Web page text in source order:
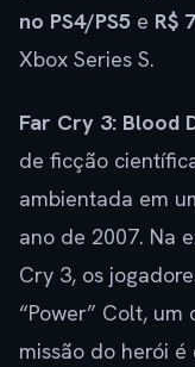
no PS4/PS5 e R$
Xbox Series S.
Far Cry 3: Blood
de ficção
ambientada em
ano de 2007. Na
Cry 3, os
“Power” Colt,
missão do herói